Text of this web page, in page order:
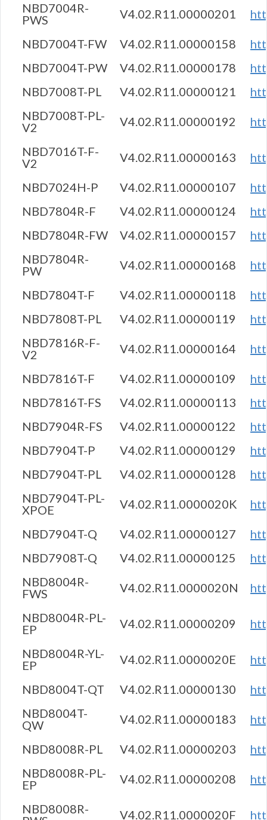
NBD7004R-
PWS
V4.02.R11.00000201
NBD7004T-FW V4.02.R11.00000158
NBD7004T-PW
V4.02.R11.00000178
NBD7008T-PL
V4.02.R11.00000121
NBD7008T-PL-
V2
V4.02.R11.00000192
NBD7016T-F-
V2
V4.02.R11.00000163
NBD7024H-P V4.02.R11.00000107
NBD7804R-F
V4.02.R11.00000124
NBD7804R-FW
V4.02.R11.00000157
NBD7804R-
PW
V4.02.R11.00000168
NBD7804T-F V4.02.R11.00000118
NBD7808T-PL
V4.02.R11.00000119
NBD7816R-F-
V2
V4.02.R11.00000164
NBD7816T-F V4.02.R11.00000109
NBD7816T-FS
V4.02.R11.00000113
NBD7904R-FS
V4.02.R11.00000122
NBD7904T-P
V4.02.R11.00000129
NBD7904T-PL
V4.02.R11.00000128
NBD7904T-PL-
XPOE
V4.02.R11.0000020K
NBD7904T-Q V4.02.R11.00000127
NBD7908T-Q
V4.02.R11.00000125
NBD8004R-
FWS
V4.02.R11.0000020N
NBD8004R-PL-
EP
V4.02.R11.00000209
NBD8004R-YL-
EP
V4.02.R11.0000020E
NBD8004T-QT V4.02.R11.00000130
NBD8004T-
QW
V4.02.R11.00000183
NBD8008R-PL V4.02.R11.00000203
NBD8008R-PL-
EP
V4.02.R11.00000208
NBD8008R-
V4.02.R11.0000020F